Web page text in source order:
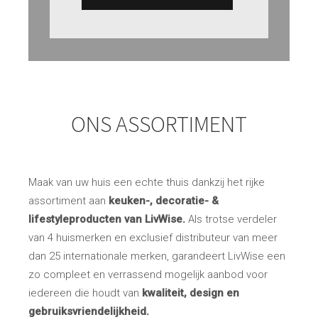
ONS ASSORTIMENT
Maak van uw huis een echte thuis dankzij het rijke
assortiment aan keuken-, decoratie- &
lifestyleproducten van LivWise. Als trotse verdeler
van 4 huismerken en exclusief distributeur van meer
dan 25 internationale merken, garandeert LivWise een
zo compleet en verrassend mogelijk aanbod voor
iedereen die houdt van kwaliteit, design en
gebruiksvriendelijkheid.